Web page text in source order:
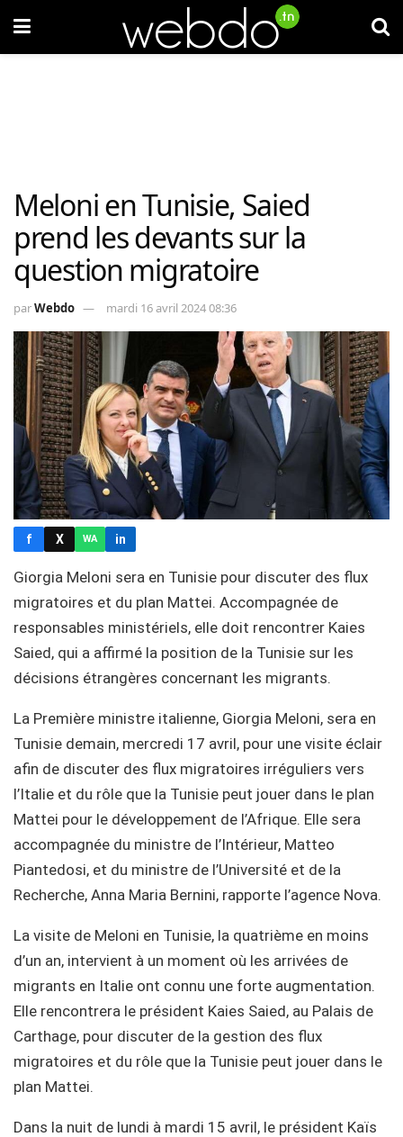
Meloni en Tunisie, Saied
prend les devants sur la
question migratoire
parWebdo mardi 16 avril 2024 08:36
f X WA in
Giorgia Meloni sera en Tunisie pour discuter des flux
migratoires et du plan Mattei. Accompagnée de
responsables ministériels, elle doit rencontrer Kaies
Saied, qui a affirmé la position de la Tunisie sur les
décisions étrangères concernant les migrants.
La Première ministre italienne, Giorgia Meloni, sera en
Tunisie demain, mercredi 17 avril, pour une visite éclair
afin de discuter des flux migratoires irréguliers vers
l’Italie et du rôle que la Tunisie peut jouer dans le plan
Mattei pour le développement de l’Afrique. Elle sera
accompagnée du ministre de l’Intérieur, Matteo
Piantedosi, et du ministre de l’Université et de la
Recherche, Anna Maria Bernini, rapporte l’agence Nova.
La visite de Meloni en Tunisie, la quatrième en moins
d’un an, intervient à un moment où les arrivées de
migrants en Italie ont connu une forte augmentation.
Elle rencontrera le président Kaies Saied, au Palais de
Carthage, pour discuter de la gestion des flux
migratoires et du rôle que la Tunisie peut jouer dans le
plan Mattei.
Dans la nuit de lundi à mardi 15 avril, le président Kaïs